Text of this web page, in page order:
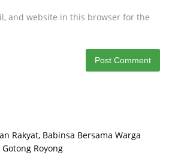
and website in this browser for the
Rakyat, Babinsa Bersama Warga
Royong